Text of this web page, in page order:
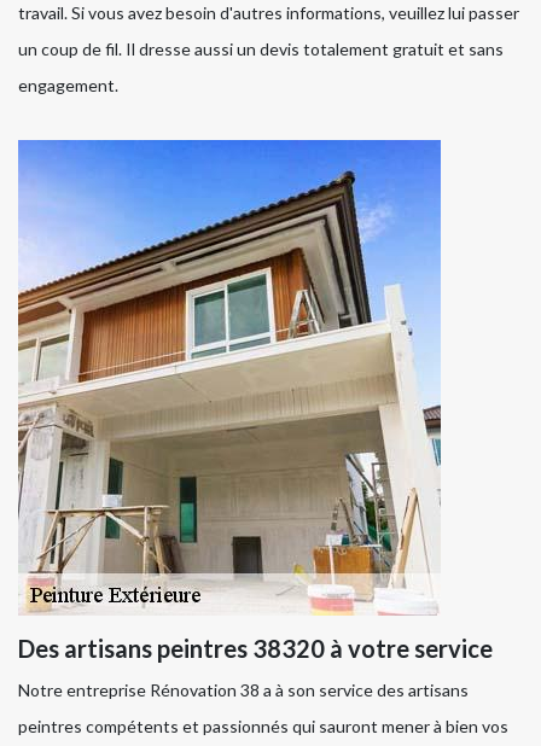
travail. Si vous avez besoin d'autres informations, veuillez lui passer
un coup de fil. Il dresse aussi un devis totalement gratuit et sans
engagement.
Des artisans peintres 38320 à votre service
Notre entreprise Rénovation 38 a à son service des artisans
peintres compétents et passionnés qui sauront mener à bien vos